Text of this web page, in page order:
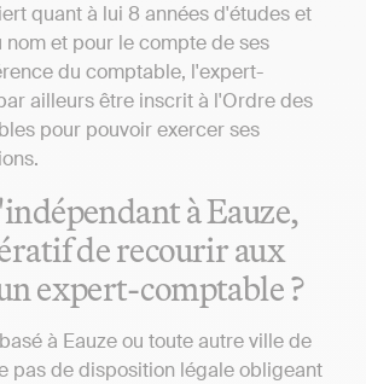
quant à lui 8 années d'études et
et pour le compte de ses
du comptable, l'expert-
ailleurs être inscrit à l'Ordre des
pour pouvoir exercer ses
à Eauze,
de recourir aux
expert-comptable ?
à Eauze ou toute autre ville de
pas de disposition légale obligeant